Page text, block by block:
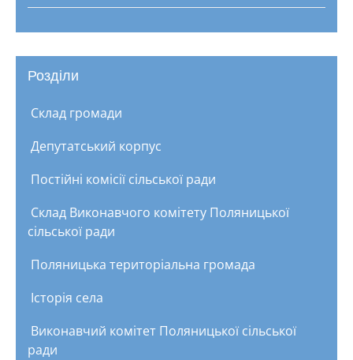
Розділи
Склад громади
Депутатський корпус
Постійні комісії сільської ради
Склад Виконавчого комітету Поляницької
сільської ради
Поляницька територіальна громада
Історія села
Виконавчий комітет Поляницької сільської
ради